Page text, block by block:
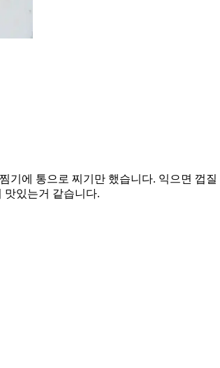
에 통으로 찌기만 했습니다. 익으면 껍
맛있는거 같습니다.